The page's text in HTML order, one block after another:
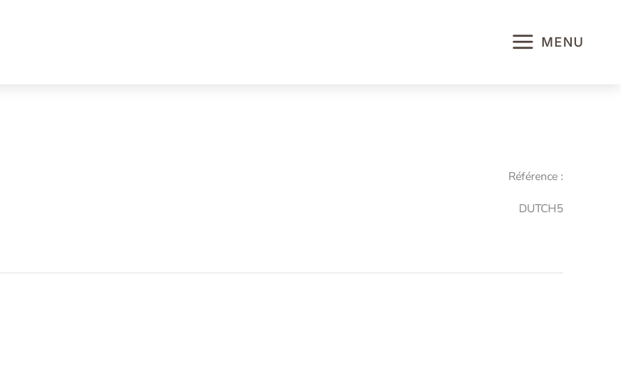
MENU
Référence :
DUTCH5